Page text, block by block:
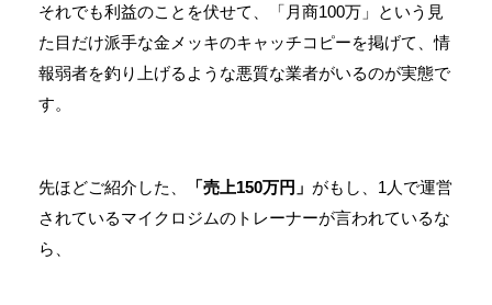
それでも利益のことを伏せて、「月商100万」という見
た目だけ派手な金メッキのキャッチコピーを掲げて、情
報弱者を釣り上げるような悪質な業者がいるのが実態で
す。
先ほどご紹介した、 「売上150万円」 がもし、1人で運営
されているマイクロジムのトレーナーが言われているな
ら、